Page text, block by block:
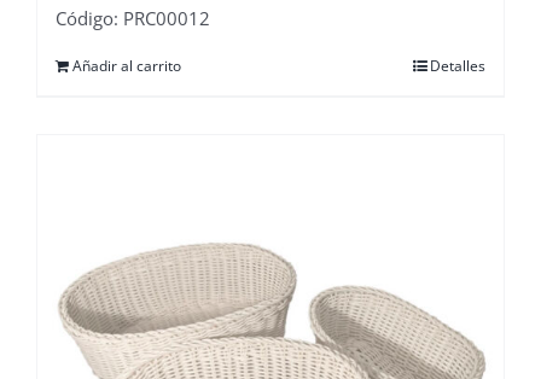
Código: PRC00012
Añadir al carrito Detalles